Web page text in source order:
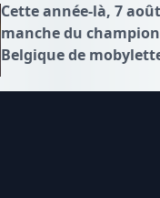
Cette année-là, 7
manche du
Belgique de